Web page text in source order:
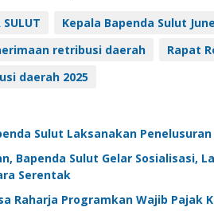
SULUT
Kepala Bapenda Sulut
retribusi daerah Rapat
daerah 2025
Sulut Laksanakan
Bapenda Sulut Gelar Sosialisasi,
Serentak
Raharja Programkan Wajib Pajak